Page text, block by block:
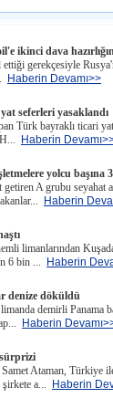
ikinci dava
ettiği gerekçesiyle
Haberin Devamı>>
seferleri yasaklandı
Türk bayraklı ticari
Haberin
yolcu başına
A grubu seyahat
Haberin
limanlarından
6 bin ...
Haberin
denize döküldü
demirli Panama
Haberin
Ataman, Türkiye
a...
Haberin